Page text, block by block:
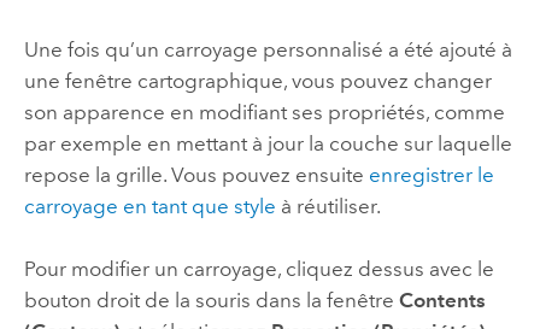
Une fois qu’un carroyage personnalisé a été ajouté à
une fenêtre cartographique, vous pouvez changer
son apparence en modifiant ses propriétés, comme
par exemple en mettant à jour la couche sur laquelle
repose la grille. Vous pouvez ensuite enregistrer le
carroyage en tant que style à réutiliser.
Pour modifier un carroyage, cliquez dessus avec le
bouton droit de la souris dans la fenêtre Contents